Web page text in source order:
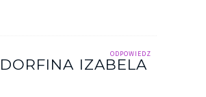
ODPOWIEDZ
IZABELA